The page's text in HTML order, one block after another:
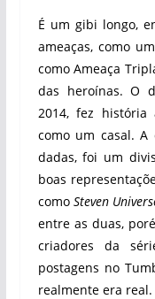
É um gibi longo,
ameaças, como
como Ameaça
das heroínas. O
2014, fez história
como um casal. A
dadas, foi um
boas
comoSteven
entre as duas,
criadores da
postagens no
realmente era real.